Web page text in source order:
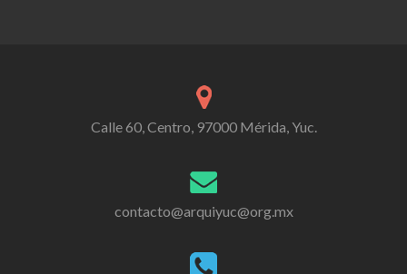
Calle 60, Centro, 97000 Mérida, Yuc.
contacto@arquiyuc@org.mx